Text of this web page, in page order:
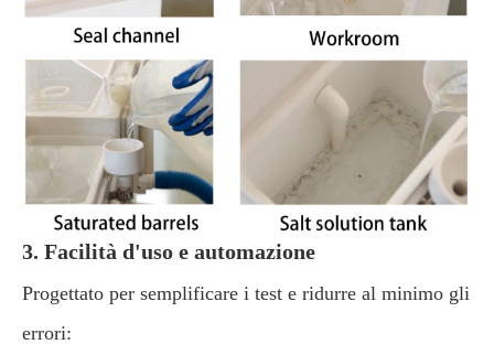
3. Facilità d'uso e automazione
Progettato per semplificare i test e ridurre al minimo gli
errori: